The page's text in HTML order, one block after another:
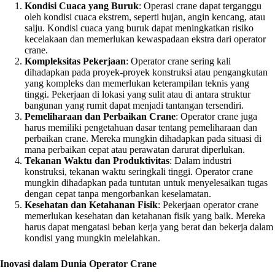
Kondisi Cuaca yang Buruk: Operasi crane dapat terganggu
oleh kondisi cuaca ekstrem, seperti hujan, angin kencang, atau
salju. Kondisi cuaca yang buruk dapat meningkatkan risiko
kecelakaan dan memerlukan kewaspadaan ekstra dari operator
crane.
Kompleksitas Pekerjaan: Operator crane sering kali
dihadapkan pada proyek-proyek konstruksi atau pengangkutan
yang kompleks dan memerlukan keterampilan teknis yang
tinggi. Pekerjaan di lokasi yang sulit atau di antara struktur
bangunan yang rumit dapat menjadi tantangan tersendiri.
Pemeliharaan dan Perbaikan Crane: Operator crane juga
harus memiliki pengetahuan dasar tentang pemeliharaan dan
perbaikan crane. Mereka mungkin dihadapkan pada situasi di
mana perbaikan cepat atau perawatan darurat diperlukan.
Tekanan Waktu dan Produktivitas: Dalam industri
konstruksi, tekanan waktu seringkali tinggi. Operator crane
mungkin dihadapkan pada tuntutan untuk menyelesaikan tugas
dengan cepat tanpa mengorbankan keselamatan.
Kesehatan dan Ketahanan Fisik: Pekerjaan operator crane
memerlukan kesehatan dan ketahanan fisik yang baik. Mereka
harus dapat mengatasi beban kerja yang berat dan bekerja dalam
kondisi yang mungkin melelahkan.
Inovasi dalam Dunia Operator Crane